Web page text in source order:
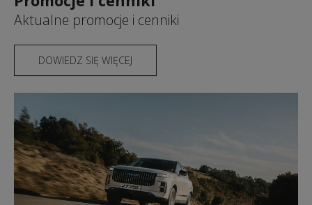
Aktualne promocje i cenniki
DOWIEDZ SIĘ WIĘCEJ